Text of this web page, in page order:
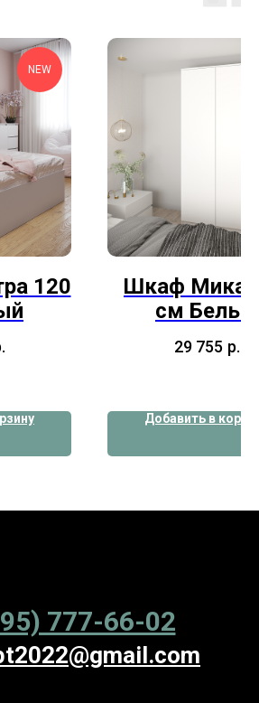
NEW
120
Шкаф Мика
см Белый
29 755 р.
Добавить в
777-66-02